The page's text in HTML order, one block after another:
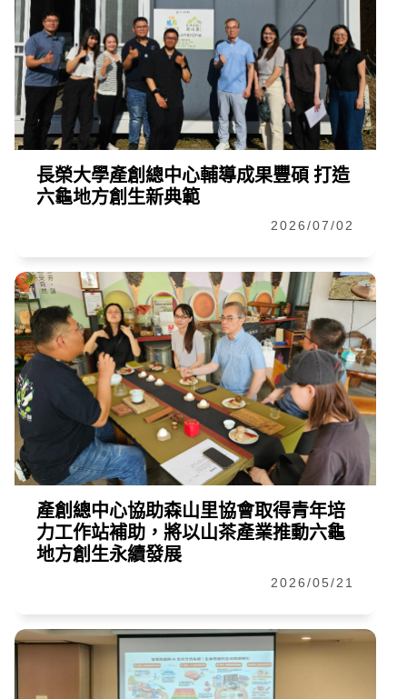
長榮大學產創總中心輔導成果豐碩 打造
六龜地方創生新典範
2026/07/02
產創總中心協助森山里協會取得青年培
力工作站補助，將以山茶產業推動六龜
地方創生永續發展
2026/05/21